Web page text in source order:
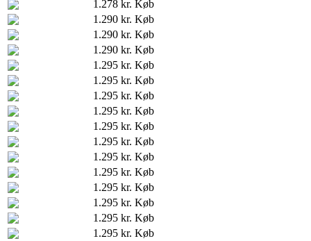
1.278 kr. Køb
1.290 kr. Køb
1.290 kr. Køb
1.290 kr. Køb
1.295 kr. Køb
1.295 kr. Køb
1.295 kr. Køb
1.295 kr. Køb
1.295 kr. Køb
1.295 kr. Køb
1.295 kr. Køb
1.295 kr. Køb
1.295 kr. Køb
1.295 kr. Køb
1.295 kr. Køb
1.295 kr. Køb